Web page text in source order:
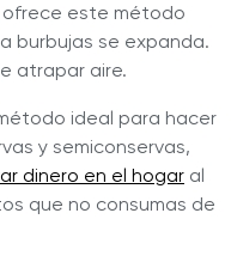
ofrece este método
burbujas se expanda.
atrapar aire.
ideal para hacer
y semiconservas,
dinero en el hogar al
que no consumas de